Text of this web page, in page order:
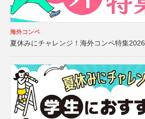
海外コンペ
夏休みにチャレンジ！海外コンペ特集2026